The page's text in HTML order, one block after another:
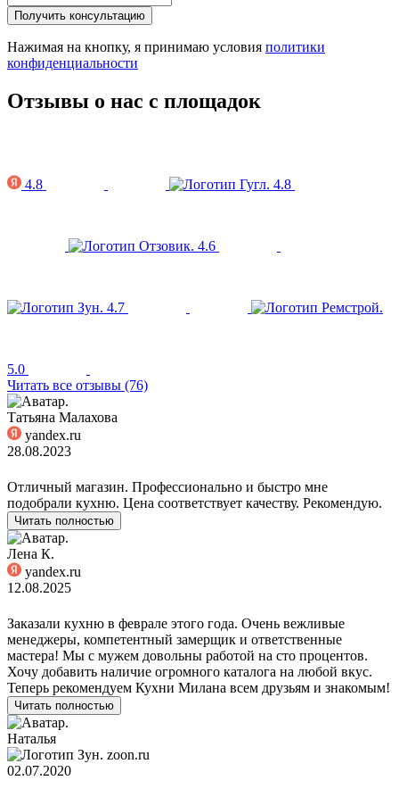
Получить консультацию
Нажимая на кнопку, я принимаю условия политики
конфиденциальности
Отзывы о нас с площадок
4.8 4.8
4.6
4.7
5.0
Читать все отзывы (76)
Татьяна Малахова
yandex.ru
28.08.2023
Отличный магазин. Профессионально и быстро мне
подобрали кухню. Цена соответствует качеству. Рекомендую.
Читать полностью
Лена К.
yandex.ru
12.08.2025
Заказали кухню в феврале этого года. Очень вежливые
менеджеры, компетентный замерщик и ответственные
мастера! Мы с мужем довольны работой на сто процентов.
Хочу добавить наличие огромного каталога на любой вкус.
Теперь рекомендуем Кухни Милана всем друзьям и знакомым!
Читать полностью
Наталья
zoon.ru
02.07.2020